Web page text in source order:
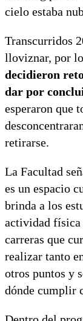
cielo estaba
Transcurridos
lloviznar, por
decidieron
dar por
esperaron que
retirarse.
La Facultad
es un espacio
brinda a los
actividad física
carreras que
realizar tanto
otros puntos y
dónde cumplir